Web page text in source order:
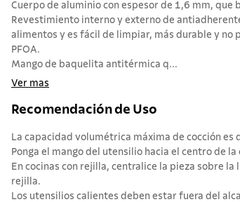
Cuerpo de aluminio con espesor de 1,6 mm, que
Revestimiento interno y externo de
alimentos y es fácil de limpiar, más durable y no
PFOA.
Mango de baquelita antitérmica q...
Ver mas
Recomendación de Uso
La capacidad volumétrica máxima de cocción
Ponga el mango del utensilio hacia el centro de la
En cocinas con rejilla, centralice la pieza sobre
rejilla.
Los utensilios calientes deben estar fuera del